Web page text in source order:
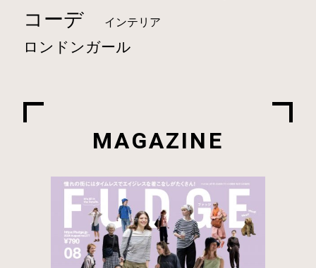
コーデ インテリア
ロンドンガール
MAGAZINE